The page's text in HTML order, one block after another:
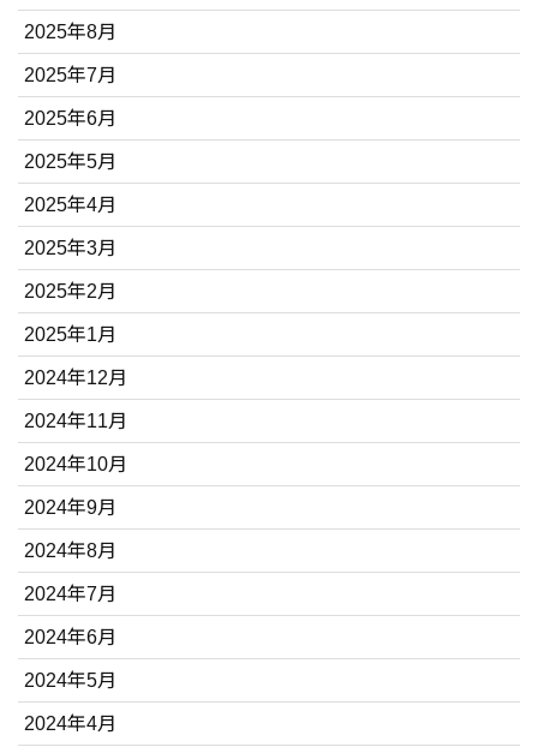
2025年8月
2025年7月
2025年6月
2025年5月
2025年4月
2025年3月
2025年2月
2025年1月
2024年12月
2024年11月
2024年10月
2024年9月
2024年8月
2024年7月
2024年6月
2024年5月
2024年4月